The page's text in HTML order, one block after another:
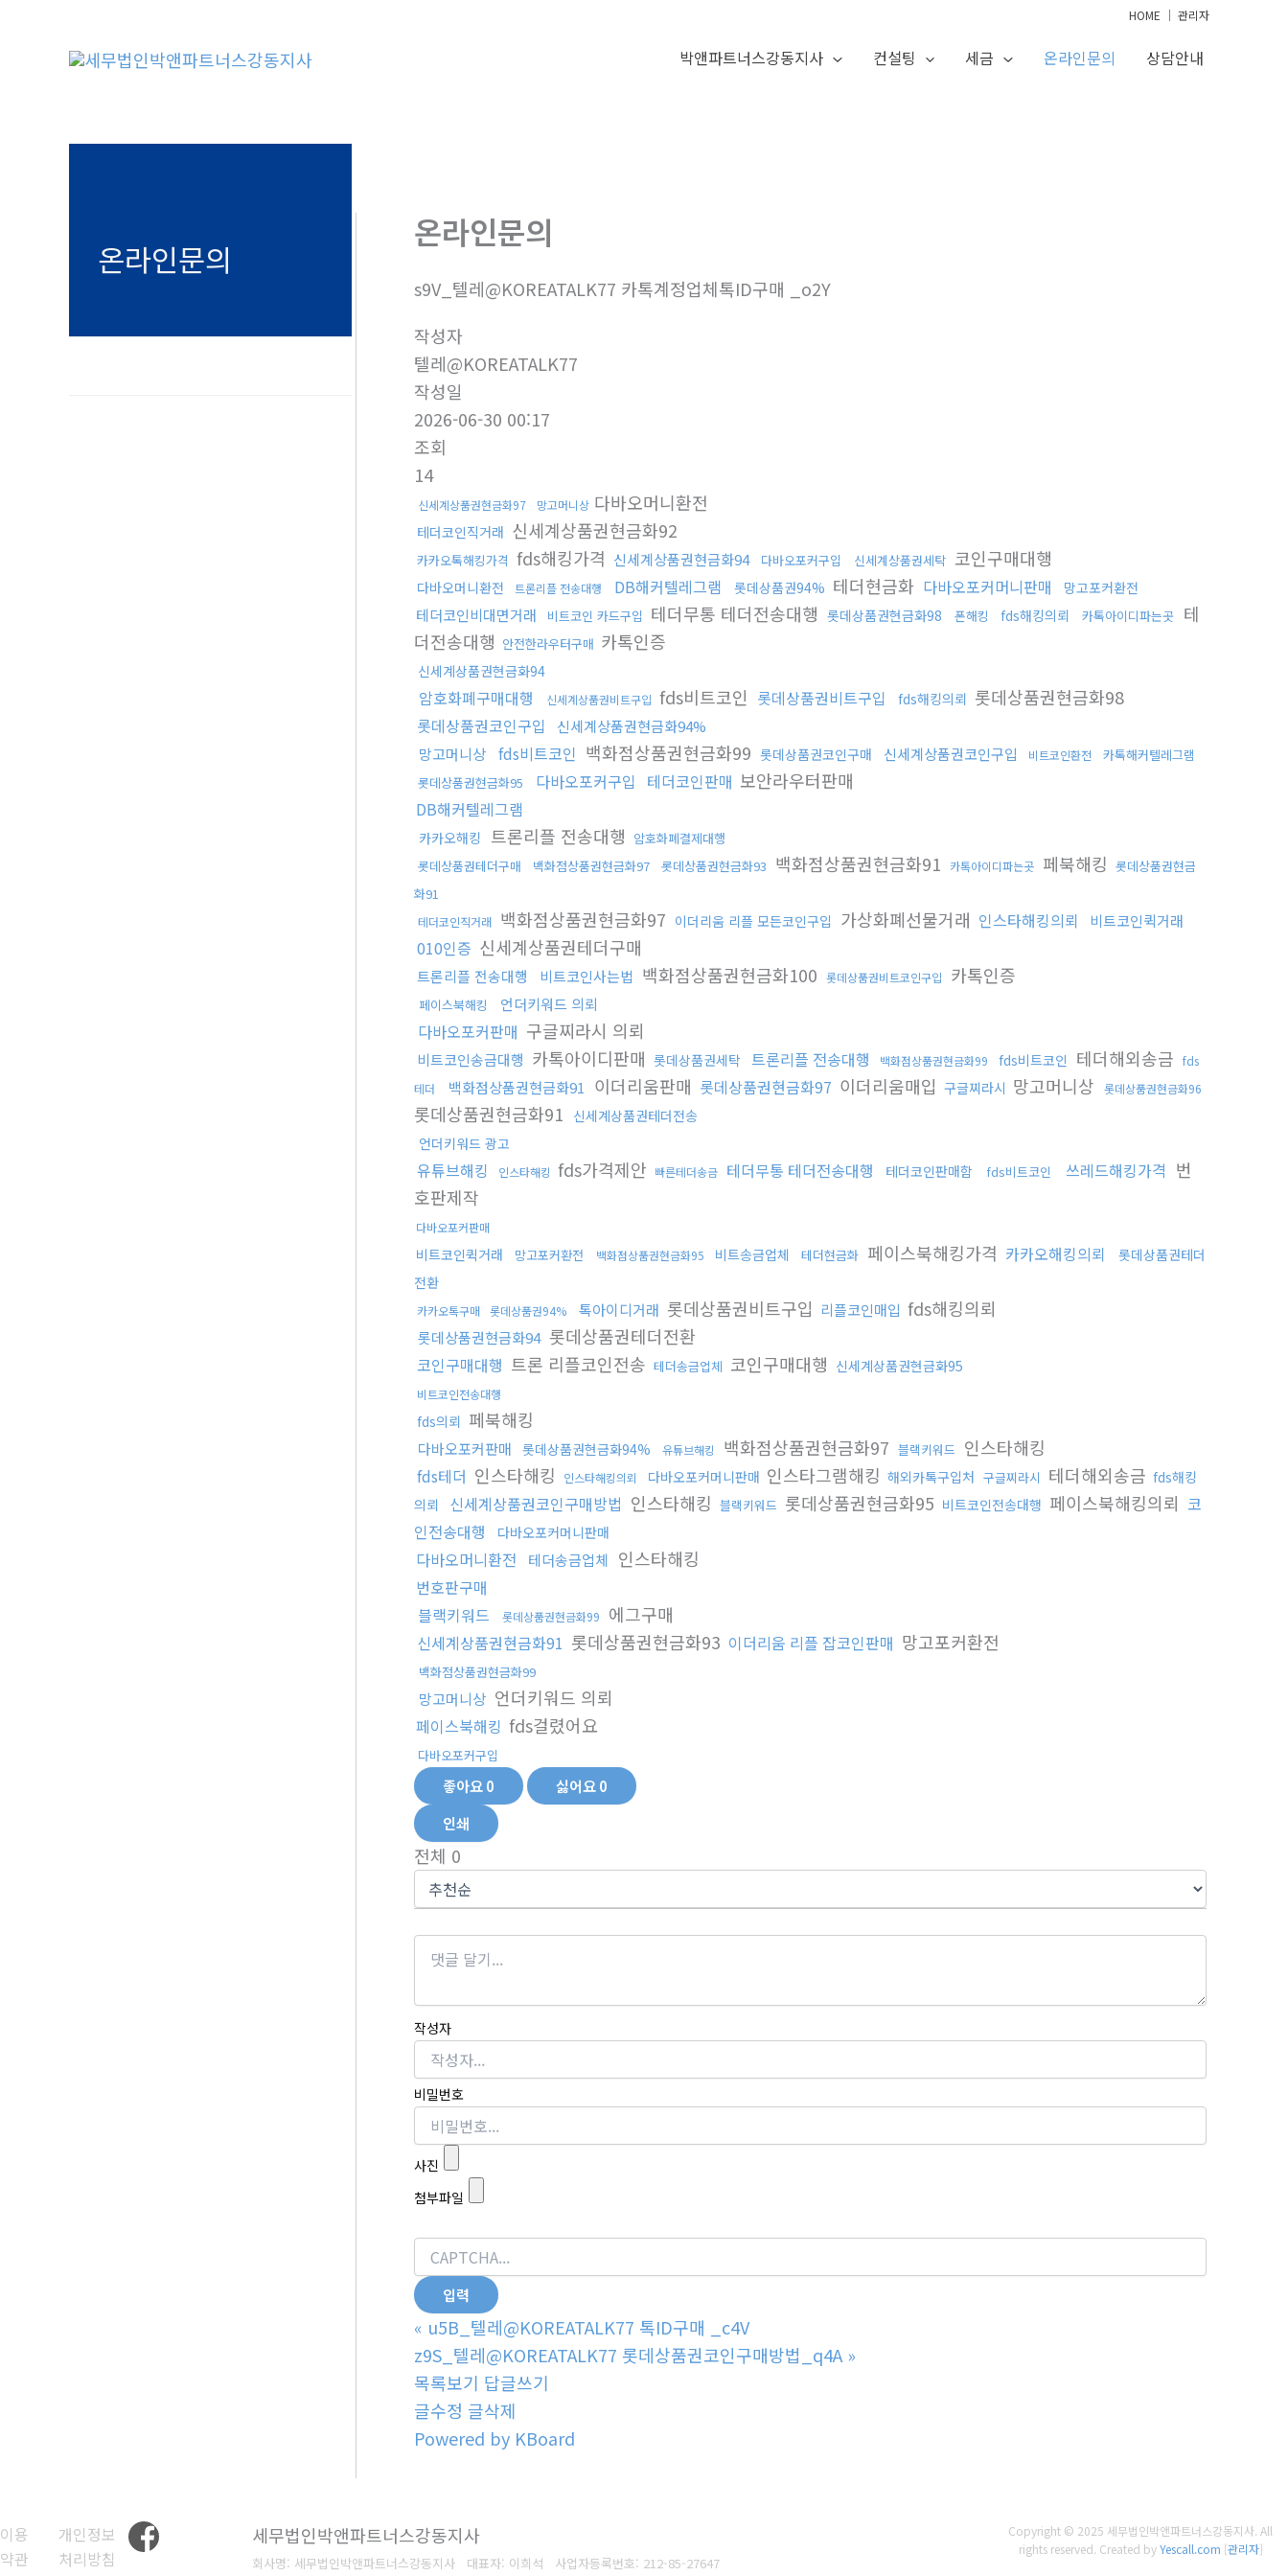
HOME │ 관리자
박앤파트너스강동지사 컨설팅 세금 온라인문의 상담안내
온라인문의
온라인문의
s9V_텔레@KOREATALK77 카톡계정업체톡ID구매 _o2Y
작성자
텔레@KOREATALK77
작성일
2026-06-30 00:17
조회
14
신세계상품권현금화97 망고머니상 다바오머니환전
테더코인직거래 신세계상품권현금화92
카카오톡해킹가격 fds해킹가격 신세계상품권현금화94 다바오포커구입 신세계상품권세탁 코인구매대행
다바오머니환전 트론리플 전송대행 DB해커텔레그램 롯데상품권94% 테더현금화 다바오포커머니판매 망고포커환전
테더코인비대면거래 비트코인 카드구입 테더무통 테더전송대행 롯데상품권현금화98 폰해킹 fds해킹의뢰 카톡아이디파는곳 테
더전송대행 안전한라우터구매 카톡인증
신세계상품권현금화94
암호화폐구매대행 신세계상품권비트구입 fds비트코인 롯데상품권비트구입 fds해킹의뢰 롯데상품권현금화98
롯데상품권코인구입
신세계상품권현금화94%
망고머니상
fds비트코인 백화점상품권현금화99 롯데상품권코인구매 신세계상품권코인구입 비트코인환전
카톡해커텔레그램
롯데상품권현금화95
다바오포커구입 테더코인판매 보안라우터판매
DB해커텔레그램
카카오해킹 트론리플 전송대행 암호화폐결제대행
롯데상품권테더구매
백화점상품권현금화97 롯데상품권현금화93 백화점상품권현금화91 카톡아이디파는곳 페북해킹 롯데상품권현금
화91
테더코인직거래 백화점상품권현금화97 이더리움 리플 모든코인구입 가상화폐선물거래 인스타해킹의뢰 비트코인퀵거래
010인증 신세계상품권테더구매
트론리플 전송대행 비트코인사는법 백화점상품권현금화100 롯데상품권비트코인구입 카톡인증
페이스북해킹 언더키워드 의뢰
다바오포커판매 구글찌라시 의뢰
비트코인송금대행 카톡아이디판매 롯데상품권세탁 트론리플 전송대행 백화점상품권현금화99 fds비트코인 테더해외송금 fds
테더
백화점상품권현금화91 이더리움판매 롯데상품권현금화97 이더리움매입 구글찌라시 망고머니상 롯데상품권현금화96
롯데상품권현금화91 신세계상품권테더전송
언더키워드 광고
유튜브해킹 인스타해킹 fds가격제안 빠른테더송금 테더무통 테더전송대행 테더코인판매함 fds비트코인 쓰레드해킹가격 번
호판제작
다바오포커판매
비트코인퀵거래 망고포커환전 백화점상품권현금화95 비트송금업체 테더현금화 페이스북해킹가격 카카오해킹의뢰
롯데상품권테더
전환
카카오톡구매 롯데상품권94% 톡아이디거래 롯데상품권비트구입 리플코인매입 fds해킹의뢰
롯데상품권현금화94 롯데상품권테더전환
코인구매대행 트론 리플코인전송 테더송금업체 코인구매대행 신세계상품권현금화95
비트코인전송대행
fds의뢰 페북해킹
다바오포커판매 롯데상품권현금화94% 유튜브해킹 백화점상품권현금화97 블랙키워드 인스타해킹
fds테더 인스타해킹 인스타해킹의뢰 다바오포커머니판매 인스타그램해킹 해외카톡구입처 구글찌라시 테더해외송금 fds해킹
의뢰
신세계상품권코인구매방법 인스타해킹 블랙키워드 롯데상품권현금화95 비트코인전송대행 페이스북해킹의뢰 코
인전송대행
다바오포커머니판매
다바오머니환전 테더송금업체 인스타해킹
번호판구매
블랙키워드
롯데상품권현금화99 에그구매
신세계상품권현금화91 롯데상품권현금화93 이더리움 리플 잡코인판매 망고포커환전
백화점상품권현금화99
망고머니상 언더키워드 의뢰
페이스북해킹 fds걸렸어요
다바오포커구입
좋아요0 싫어요0
인쇄
전체 0
작성자
비밀번호
사진
첨부파일
« u5B_텔레@KOREATALK77 톡ID구매 _c4V
z9S_텔레@KOREATALK77 롯데상품권코인구매방법_q4A »
목록보기 답글쓰기
글수정 글삭제
Powered by KBoard
이용
약관
개인정보
처리방침
세무법인박앤파트너스강동지사
회사명: 세무법인박앤파트너스강동지사 대표자: 이희석 사업자등록번호: 212-85-27647
Copyright © 2025 세무법인박앤파트너스강동지사. All
rights reserved. Created byYescall.com [관리자]